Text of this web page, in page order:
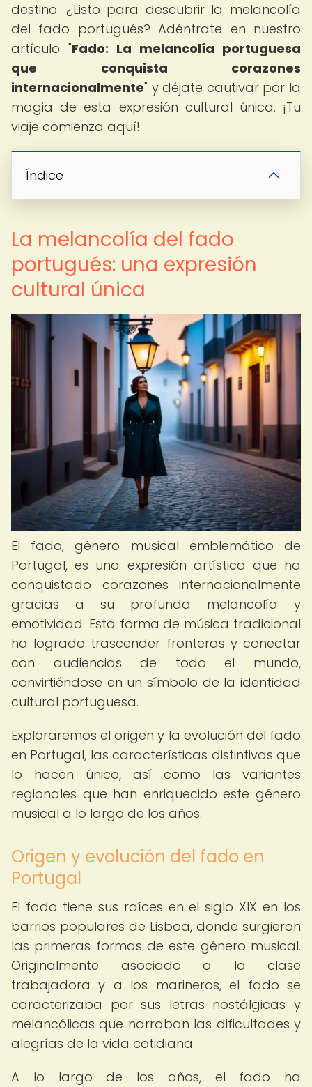
destino. ¿Listo para descubrir la melancolía
del fado portugués? Adéntrate en nuestro
artículo "Fado: La melancolía portuguesa
que conquista corazones
internacionalmente" y déjate cautivar por la
magia de esta expresión cultural única. ¡Tu
viaje comienza aquí!
Índice
La melancolía del fado
portugués: una expresión
cultural única
El fado, género musical emblemático de
Portugal, es una expresión artística que ha
conquistado corazones internacionalmente
gracias a su profunda melancolía y
emotividad. Esta forma de música tradicional
ha logrado trascender fronteras y conectar
con audiencias de todo el mundo,
convirtiéndose en un símbolo de la identidad
cultural portuguesa.
Exploraremos el origen y la evolución del fado
en Portugal, las características distintivas que
lo hacen único, así como las variantes
regionales que han enriquecido este género
musical a lo largo de los años.
Origen y evolución del fado en
Portugal
El fado tiene sus raíces en el siglo XIX en los
barrios populares de Lisboa, donde surgieron
las primeras formas de este género musical.
Originalmente asociado a la clase
trabajadora y a los marineros, el fado se
caracterizaba por sus letras nostálgicas y
melancólicas que narraban las dificultades y
alegrías de la vida cotidiana.
A lo largo de los años, el fado ha